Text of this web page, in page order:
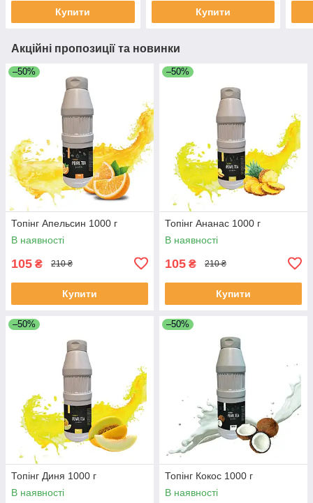
Купити Купити
Акційні пропозиції та новинки
–50%
Топінг Апельсин 1000 г
В наявності
105 ₴ 210 ₴
Купити
–50%
Топінг Ананас 1000 г
В наявності
105 ₴ 210 ₴
Купити
–50%
Топінг Диня 1000 г
В наявності
–50%
Топінг Кокос 1000 г
В наявності